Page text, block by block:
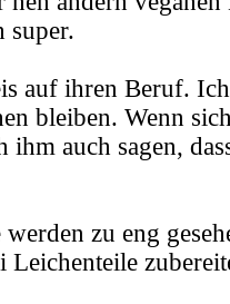
super.
auf ihren Beruf.
bleiben. Wenn
ihm auch sagen,
zu eng
Leichenteile